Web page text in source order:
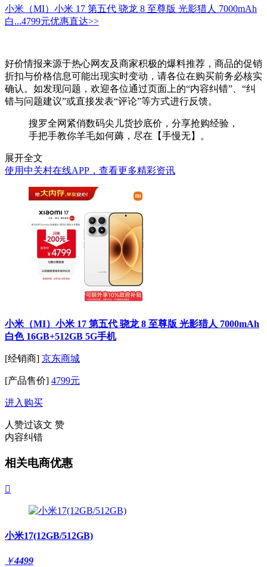
小米（MI）小米 17 第五代 骁龙 8 至尊版 光影猎人 7000mAh
白...4799元优惠直达>>
好价情报来源于热心网友及商家积极的爆料推荐，商品的促销
折扣与价格信息可能出现实时变动，请各位在购买前务必核实
确认。如发现问题，欢迎各位通过页面上的“内容纠错”、“纠
错与问题建议”或直接发表“评论”等方式进行反馈。
搜罗全网紧俏数码尖儿货抄底价，分享抢购经验，
手把手教你羊毛如何薅，尽在【手慢无】。
展开全文
使用中关村在线APP，查看更多精彩资讯
小米（MI）小米 17 第五代 骁龙 8 至尊版 光影猎人 7000mAh
白色 16GB+512GB 5G手机
[经销商] 京东商城
[产品售价] 4799元
进入购买
人赞过该文 赞
内容纠错
相关电商优惠

小米17(12GB/512GB)
￥4499